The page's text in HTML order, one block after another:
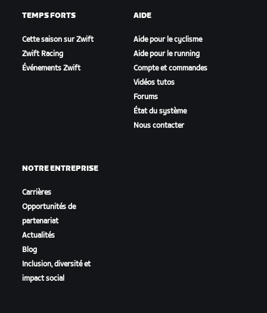
TEMPS FORTS
Cette saison sur Zwift
Zwift Racing
Événements Zwift
AIDE
Aide pour le cyclisme
Aide pour le running
Compte et commandes
Vidéos tutos
Forums
État du système
Nous contacter
NOTRE ENTREPRISE
Carrières
Opportunités de
partenariat
Actualités
Blog
Inclusion, diversité et
impact social